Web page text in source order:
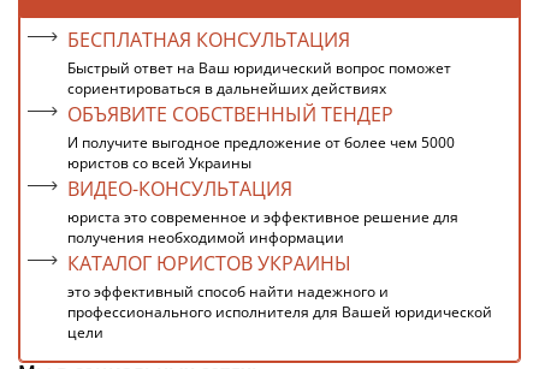
БЕСПЛАТНАЯ КОНСУЛЬТАЦИЯ
Быстрый ответ на Ваш юридический вопрос поможет
сориентироваться в дальнейших действиях
ОБЪЯВИТЕ СОБСТВЕННЫЙ ТЕНДЕР
И получите выгодное предложение от более чем 5000
юристов со всей Украины
ВИДЕО-КОНСУЛЬТАЦИЯ
юриста это современное и эффективное решение для
получения необходимой информации
КАТАЛОГ ЮРИСТОВ УКРАИНЫ
это эффективный способ найти надежного и
профессионального исполнителя для Вашей юридической
цели